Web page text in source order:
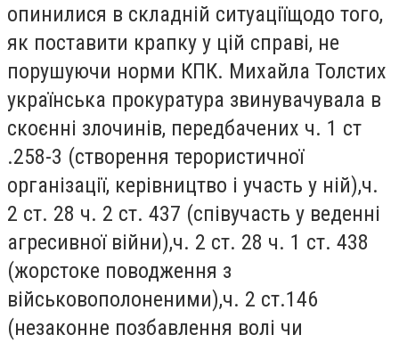
опинилися в складній ситуаціїщодо того,
як поставити крапку у цій справі, не
порушуючи норми КПК. Михайла Толстих
українська прокуратура звинувачувала в
скоєнні злочинів, передбачених ч. 1 ст
.258-3 (створення терористичної
організації, керівництво і участь у ній),ч.
2 ст. 28 ч. 2 ст. 437 (співучасть у веденні
агресивної війни),ч. 2 ст. 28 ч. 1 ст. 438
(жорстоке поводження з
військовополоненими),ч. 2 ст.146
(незаконне позбавлення волі чи